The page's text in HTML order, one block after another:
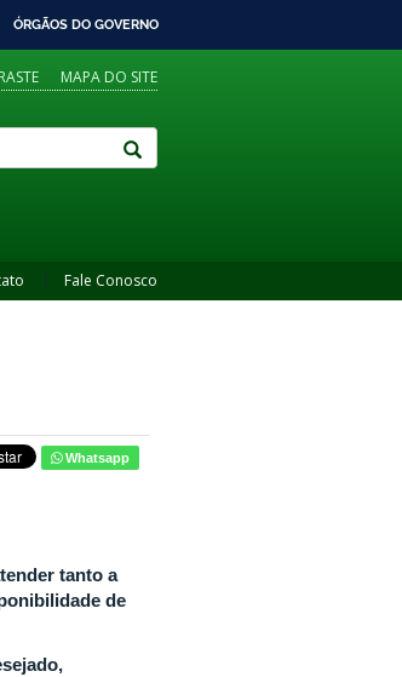
ÓRGÃOS DO GOVERNO
MAPA DO SITE
Fale Conosco
Whatsapp
tanto a
de